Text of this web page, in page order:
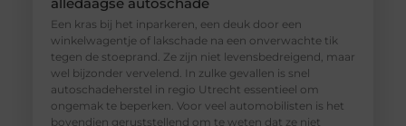
Een kras bij het inparkeren, een deuk door een
winkelwagentje of lakschade na een onverwachte tik
tegen de stoeprand. Ze zijn niet levensbedreigend, maar
wel bijzonder vervelend. In zulke gevallen is snel
autoschadeherstel in regio Utrecht essentieel om
ongemak te beperken. Voor veel automobilisten is het
bovendien geruststellend om te weten dat ze niet